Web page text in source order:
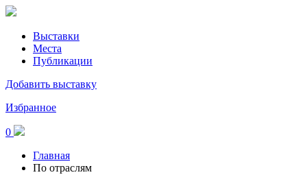
Выставки
Места
Публикации
Добавить выставку
Избранное
0
Главная
По отраслям